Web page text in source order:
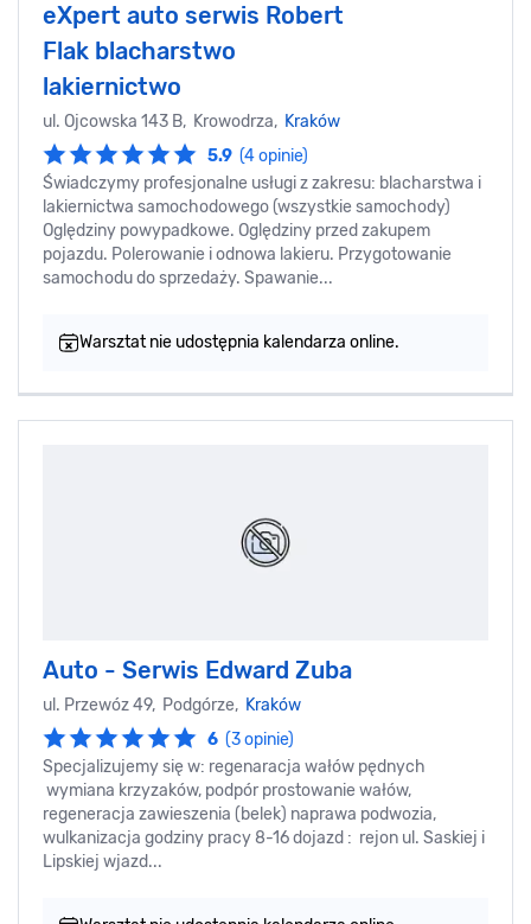
eXpert auto serwis Robert
Flak blacharstwo
lakiernictwo
ul. Ojcowska 143 B, Krowodrza, Kraków
5.9 (4 opinie)
Świadczymy profesjonalne usługi z zakresu: blacharstwa i
lakiernictwa samochodowego (wszystkie samochody)
Oględziny powypadkowe. Oględziny przed zakupem
pojazdu. Polerowanie i odnowa lakieru. Przygotowanie
samochodu do sprzedaży. Spawanie...
Warsztat nie udostępnia kalendarza online.
Auto - Serwis Edward Zuba
ul. Przewóz 49, Podgórze, Kraków
6 (3 opinie)
Specjalizujemy się w: regenaracja wałów pędnych
wymiana krzyzaków, podpór prostowanie wałów,
regeneracja zawieszenia (belek) naprawa podwozia,
wulkanizacja godziny pracy 8-16 dojazd : rejon ul. Saskiej i
Lipskiej wjazd...